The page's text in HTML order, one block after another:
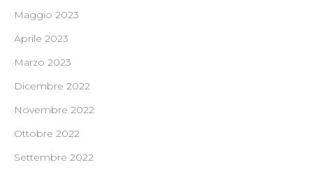
Maggio 2023
Aprile 2023
Marzo 2023
Dicembre 2022
Novembre 2022
Ottobre 2022
Settembre 2022